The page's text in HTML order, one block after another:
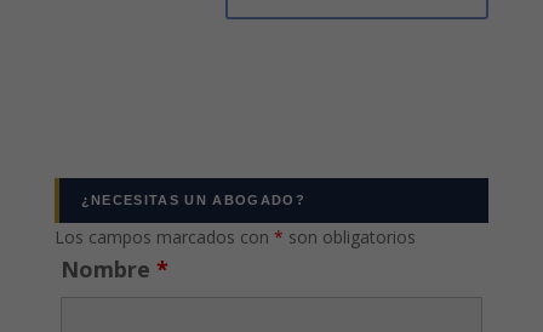
¿NECESITAS UN ABOGADO?
Los campos marcados con * son obligatorios
Nombre *